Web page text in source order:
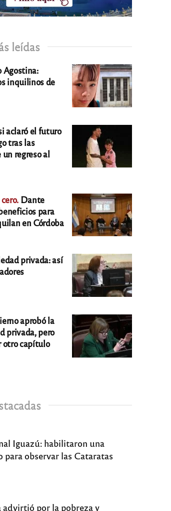
leídas
Agostina:
inquilinos de
aclaró el futuro
tras las
regreso al
Dante
para
en Córdoba
privada: así
aprobó la
privada, pero
otro capítulo
Iguazú: habilitaron una
para observar las Cataratas
advirtió por la pobreza y